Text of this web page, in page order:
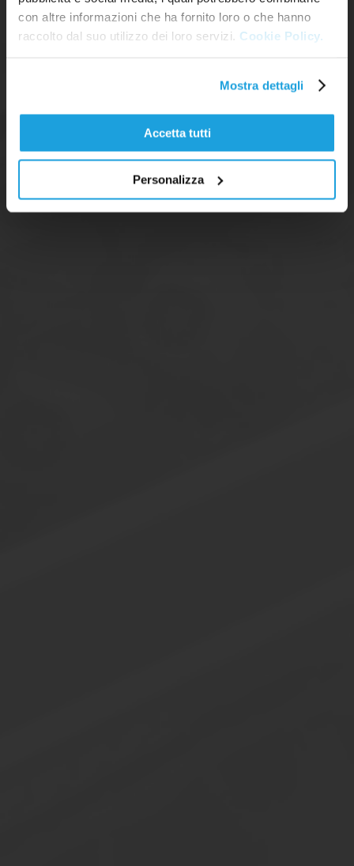
con altre informazioni che ha fornito loro o che hanno
raccolto dal suo utilizzo dei loro servizi. Cookie Policy.
Mostra dettagli
Accetta tutti
Personalizza
funzione pressoché in tutti gli stabilimenti dei più
importanti imbottigliatori di acqua minerale italiani